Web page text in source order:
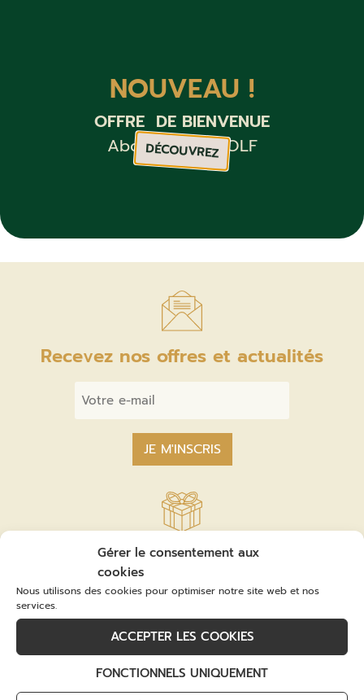
Gérer le consentement aux
cookies
Nous utilisons des cookies pour optimiser notre site web et nos
services.
ACCEPTER LES COOKIES
FONCTIONNELS UNIQUEMENT
Recevez nos offres et actualités
Email
Bon cadeau
Offrez un cadeau Golf, week-end à l’hôtel,
LA BOUTIQUE CADEAU
NOUVEAU !
OFFRE DE BIENVENUE
Abonnement GOLF
DÉCOUVREZ